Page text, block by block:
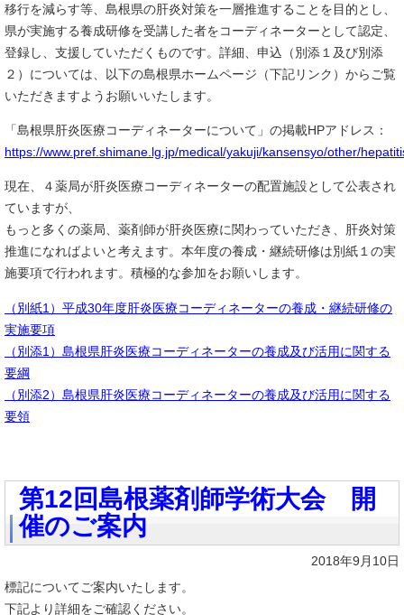
移行を減らす等、島根県の肝炎対策を一層推進することを目的とし、
県が実施する養成研修を受講した者をコーディネーターとして認定、
登録し、支援していただくものです。詳細、申込（別添１及び別添
２）については、以下の島根県ホームページ（下記リンク）からご覧
いただきますようお願いいたします。
「島根県肝炎医療コーディネーターについて」の掲載HPアドレス：
https://www.pref.shimane.lg.jp/medical/yakuji/kansensyo/other/
現在、４薬局が肝炎医療コーディネーターの配置施設として公表され
ていますが、
もっと多くの薬局、薬剤師が肝炎医療に関わっていただき、肝炎対策
推進になればよいと考えます。本年度の養成・継続研修は別紙１の実
施要項で行われます。積極的な参加をお願いします。
（別紙1）平成30年度肝炎医療コーディネーターの養成・継続研修の
実施要項
（別添1）島根県肝炎医療コーディネーターの養成及び活用に関する
要綱
（別添2）島根県肝炎医療コーディネーターの養成及び活用に関する
要領
第12回島根薬剤師学術大会 開
催のご案内
2018年9月10日
標記についてご案内いたします。
下記より詳細をご確認ください。